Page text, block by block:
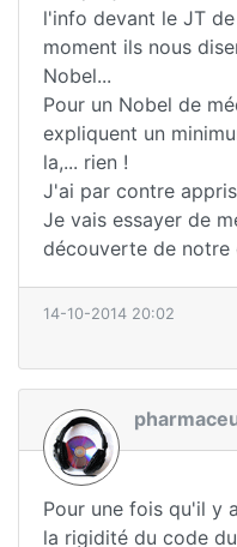
l'info devant le JT
moment ils nous
Nobel...
Pour un Nobel de
expliquent un
la,... rien !
J'ai par contre
Je vais essayer de
découverte de notre
14-10-2014 20:02
Pour une fois qu'il y
la rigidité du code